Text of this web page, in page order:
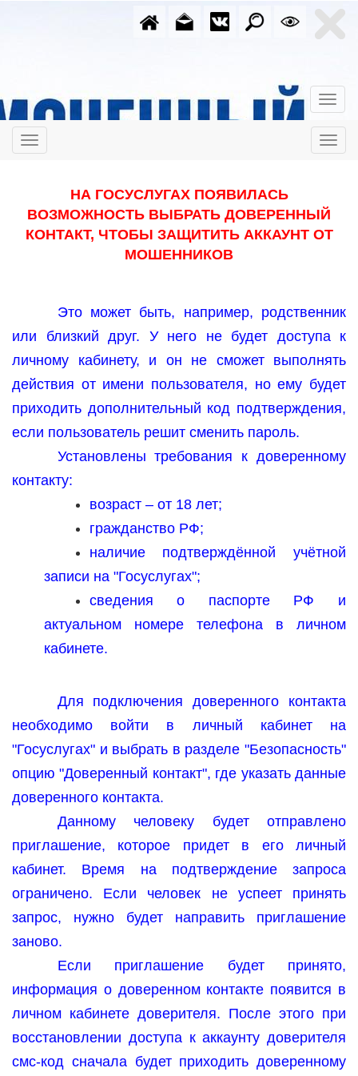
НА ГОСУСЛУГАХ ПОЯВИЛАСЬ
ВОЗМОЖНОСТЬ ВЫБРАТЬ ДОВЕРЕННЫЙ
КОНТАКТ, ЧТОБЫ ЗАЩИТИТЬ АККАУНТ ОТ
МОШЕННИКОВ
Это может быть, например, родственник
или близкий друг. У него не будет доступа к
личному кабинету, и он не сможет выполнять
действия от имени пользователя, но ему будет
приходить дополнительный код подтверждения,
если пользователь решит сменить пароль.
Установлены требования к доверенному
контакту:
возраст – от 18 лет;
гражданство РФ;
наличие подтверждённой учётной
записи на "Госуслугах";
сведения о паспорте РФ и
актуальном номере телефона в личном
кабинете.
Для подключения доверенного контакта
необходимо войти в личный кабинет на
"Госуслугах" и выбрать в разделе "Безопасность"
опцию "Доверенный контакт", где указать данные
доверенного контакта.
Данному человеку будет отправлено
приглашение, которое придет в его личный
кабинет. Время на подтверждение запроса
ограничено. Если человек не успеет принять
запрос, нужно будет направить приглашение
заново.
Если приглашение будет принято,
информация о доверенном контакте появится в
личном кабинете доверителя. После этого при
восстановлении доступа к аккаунту доверителя
смс-код сначала будет приходить доверенному